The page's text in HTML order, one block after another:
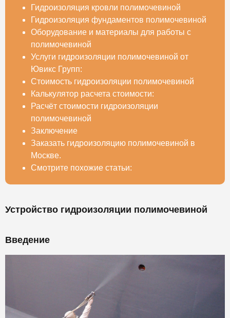
Гидроизоляция кровли полимочевиной
Гидроизоляция фундаментов полимочевиной
Оборудование и материалы для работы с
полимочевиной
Услуги гидроизоляции полимочевиной от
Ювикс Групп:
Стоимость гидроизоляции полимочевиной
Калькулятор расчета стоимости:
Расчёт стоимости гидроизоляции
полимочевиной
Заключение
Заказать гидроизоляцию полимочевиной в
Москве.
Смотрите похожие статьи:
Устройство гидроизоляции полимочевиной
Введение